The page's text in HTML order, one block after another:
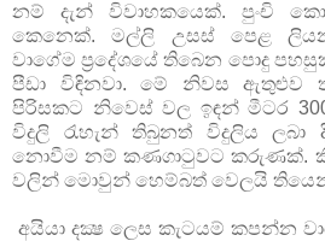
නම් දැන් විවාහකයෙක්. පුංචි
කෙනෙක්. මල්ලි උසස් පෙළ
වාගේම ප්‍රදේශයේ තිබෙන පොදු
පීඩා විඳිනවා. මේ නිවස ඇතුළුව
පිරිසකට නිවෙස් වල ඉඳන් මීටර
විදුලි රැහැන් තිබුනත් විදුලිය
නොවීම නම් කණගාටුවට කරුණක්.
වලින් මොවුන් හෙම්බත් වෙලයි
අයියා දක්‍ෂ ලෙස කැටයම් කපන්න